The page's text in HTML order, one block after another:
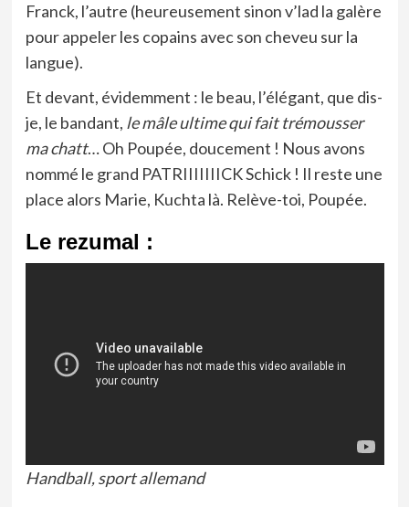
Franck, l’autre (heureusement sinon v’lad la galère
pour appeler les copains avec son cheveu sur la
langue).
Et devant, évidemment : le beau, l’élégant, que dis-
je, le bandant, le mâle ultime qui fait trémousser
ma chatt… Oh Poupée, doucement ! Nous avons
nommé le grand PATRIIIIIIICK Schick ! Il reste une
place alors Marie, Kuchta là. Relève-toi, Poupée.
Le rezumal :
Handball, sport allemand